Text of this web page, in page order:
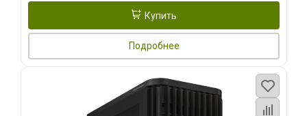
Купить
Подробнее